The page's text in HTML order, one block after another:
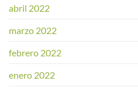
abril 2022
marzo 2022
febrero 2022
enero 2022